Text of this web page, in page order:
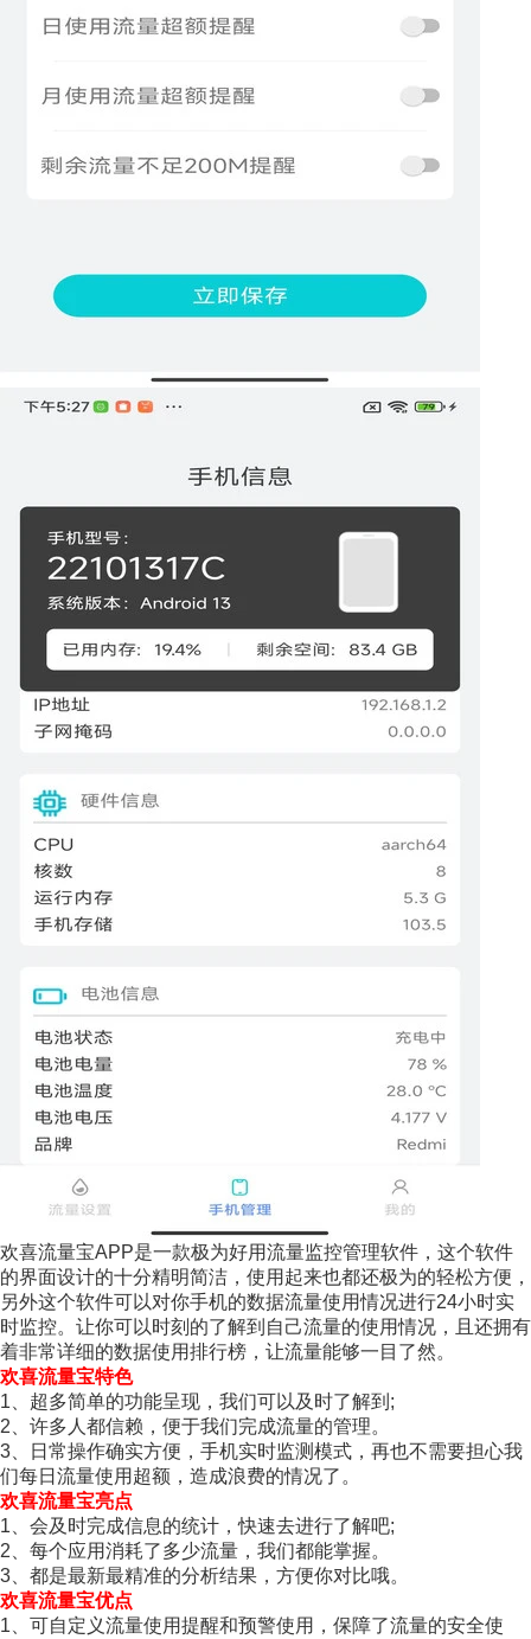
欢喜流量宝APP是一款极为好用流量监控管理软件，这个软件
的界面设计的十分精明简洁，使用起来也都还极为的轻松方便，
另外这个软件可以对你手机的数据流量使用情况进行24小时实
时监控。让你可以时刻的了解到自己流量的使用情况，且还拥有
着非常详细的数据使用排行榜，让流量能够一目了然。
欢喜流量宝特色
1、超多简单的功能呈现，我们可以及时了解到;
2、许多人都信赖，便于我们完成流量的管理。
3、日常操作确实方便，手机实时监测模式，再也不需要担心我
们每日流量使用超额，造成浪费的情况了。
欢喜流量宝亮点
1、会及时完成信息的统计，快速去进行了解吧;
2、每个应用消耗了多少流量，我们都能掌握。
3、都是最新最精准的分析结果，方便你对比哦。
欢喜流量宝优点
1、可自定义流量使用提醒和预警使用，保障了流量的安全使